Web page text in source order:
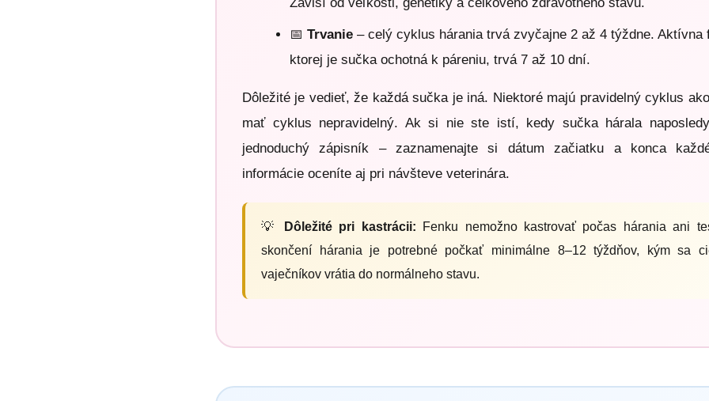
📅 Trvanie – celý cyklus hárania trvá zvyčajne 2 až 4 týždne. Aktívna
ktorej je sučka ochotná k páreniu, trvá 7 až 10 dní.
Dôležité je vedieť, že každá sučka je iná. Niektoré majú pravidelný cyklus
mať cyklus nepravidelný. Ak si nie ste istí, kedy sučka hárala
jednoduchý zápisník – zaznamenajte si dátum začiatku a konca
informácie oceníte aj pri návšteve veterinára.
💡 Dôležité pri kastrácii: Fenku nemožno kastrovať počas hárania ani
skončení hárania je potrebné počkať minimálne 8–12 týždňov, kým sa
vaječníkov vrátia do normálneho stavu.